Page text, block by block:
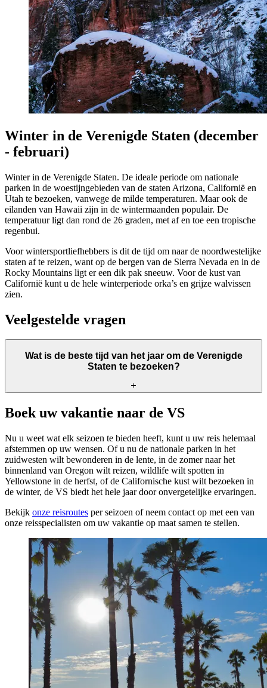
Winter in de Verenigde Staten (december
- februari)
Winter in de Verenigde Staten. De ideale periode om nationale
parken in de woestijngebieden van de staten Arizona, Californië en
Utah te bezoeken, vanwege de milde temperaturen. Maar ook de
eilanden van Hawaii zijn in de wintermaanden populair. De
temperatuur ligt dan rond de 26 graden, met af en toe een tropische
regenbui.
Voor wintersportliefhebbers is dit de tijd om naar de noordwestelijke
staten af te reizen, want op de bergen van de Sierra Nevada en in de
Rocky Mountains ligt er een dik pak sneeuw. Voor de kust van
Californië kunt u de hele winterperiode orka’s en grijze walvissen
zien.
Veelgestelde vragen
Wat is de beste tijd van het jaar om de Verenigde
Staten te bezoeken?
Het antwoord op deze vraag is volledig afhankelijk van uw
persoonlijke wensen. Onze reisspecialisten helpen u graag om uw
Boek uw vakantie naar de VS
Nu u weet wat elk seizoen te bieden heeft, kunt u uw reis helemaal
afstemmen op uw wensen. Of u nu de nationale parken in het
zuidwesten wilt bewonderen in de lente, in de zomer naar het
binnenland van Oregon wilt reizen, wildlife wilt spotten in
Yellowstone in de herfst, of de Californische kust wilt bezoeken in
de winter, de VS biedt het hele jaar door onvergetelijke ervaringen.
Bekijk onze reisroutes per seizoen of neem contact op met een van
onze reisspecialisten om uw vakantie op maat samen te stellen.